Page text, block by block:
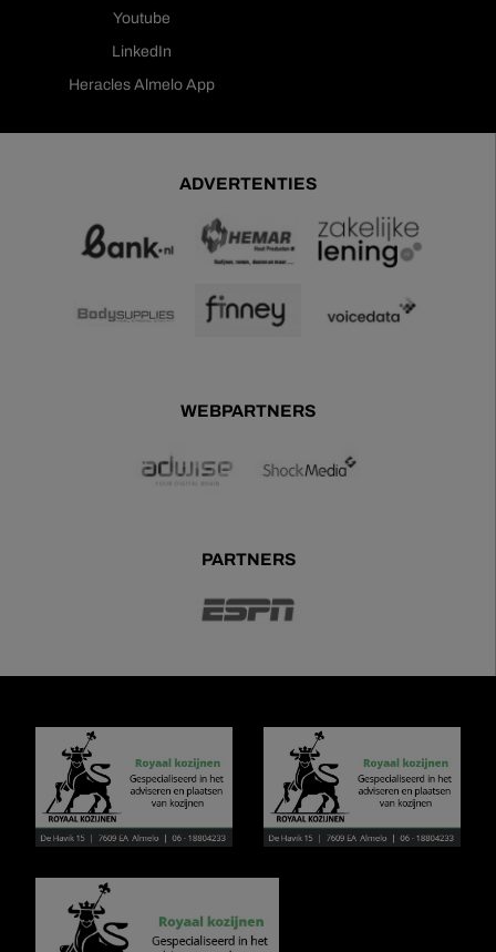
Youtube
LinkedIn
Heracles Almelo App
ADVERTENTIES
WEBPARTNERS
PARTNERS